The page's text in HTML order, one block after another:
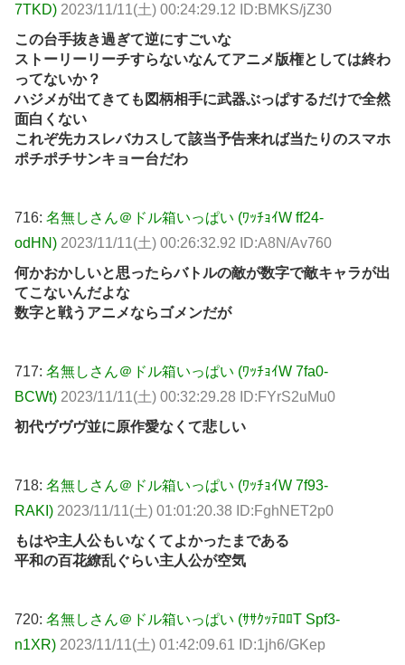
7TKD) 2023/11/11(土) 00:24:29.12 ID:BMKS/jZ30
この台手抜き過ぎて逆にすごいな
ストーリーリーチすらないなんてアニメ版権としては終わ
ってないか？
ハジメが出てきても図柄相手に武器ぶっぱするだけで全然
面白くない
これぞ先カスレバカスして該当予告来れば当たりのスマホ
ポチポチサンキョー台だわ
716: 名無しさん＠ドル箱いっぱい (ﾜｯﾁｮｲW ff24-
odHN) 2023/11/11(土) 00:26:32.92 ID:A8N/Av760
何かおかしいと思ったらバトルの敵が数字で敵キャラが出
てこないんだよな
数字と戦うアニメならゴメンだが
717: 名無しさん＠ドル箱いっぱい (ﾜｯﾁｮｲW 7fa0-
BCWt) 2023/11/11(土) 00:32:29.28 ID:FYrS2uMu0
初代ヴヴヴ並に原作愛なくて悲しい
718: 名無しさん＠ドル箱いっぱい (ﾜｯﾁｮｲW 7f93-
RAKI) 2023/11/11(土) 01:01:20.38 ID:FghNET2p0
もはや主人公もいなくてよかったまである
平和の百花繚乱ぐらい主人公が空気
720: 名無しさん＠ドル箱いっぱい (ｻｻｸｯﾃﾛﾛT Spf3-
n1XR) 2023/11/11(土) 01:42:09.61 ID:1jh6/GKep